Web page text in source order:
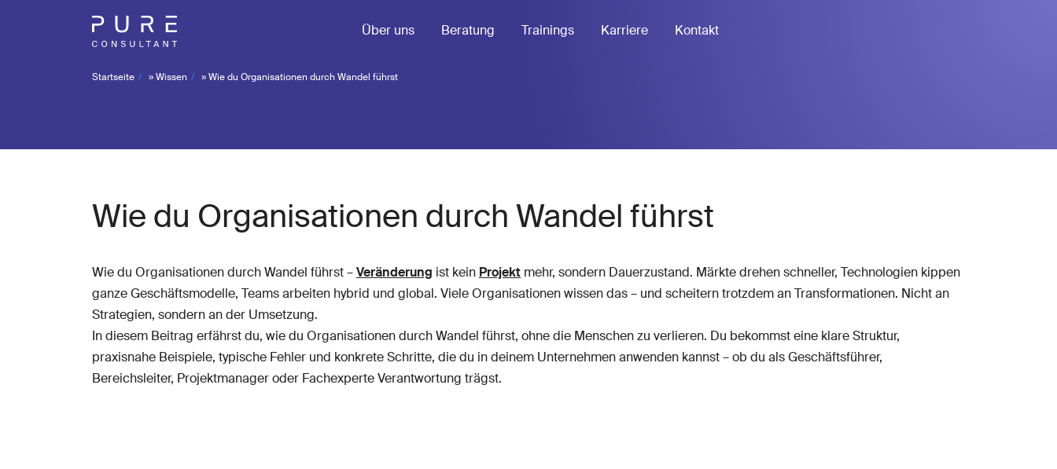
Über uns Beratung Trainings Karriere Kontakt
Startseite »Wissen »Wie du Organisationen durch Wandel führst
Wie du Organisationen durch Wandel führst
Wie du Organisationen durch Wandel führst –Veränderung ist kein Projekt mehr, sondern Dauerzustand. Märkte drehen schneller, Technologien kippen
ganze Geschäftsmodelle, Teams arbeiten hybrid und global. Viele Organisationen wissen das – und scheitern trotzdem an Transformationen. Nicht an
Strategien, sondern an der Umsetzung.
In diesem Beitrag erfährst du, wie du Organisationen durch Wandel führst, ohne die Menschen zu verlieren. Du bekommst eine klare Struktur,
praxisnahe Beispiele, typische Fehler und konkrete Schritte, die du in deinem Unternehmen anwenden kannst – ob du als Geschäftsführer,
Bereichsleiter, Projektmanager oder Fachexperte Verantwortung trägst.